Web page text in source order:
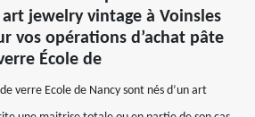
jewelry vintage à Voinsles
vos opérations d’achat pâte
École de
verre Ecole de Nancy sont nés d’un art